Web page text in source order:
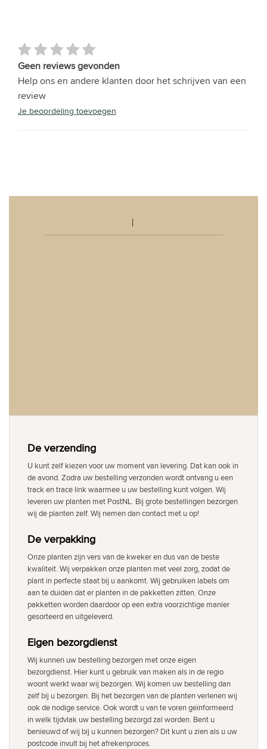
Geen reviews gevonden
Help ons en andere klanten door het schrijven van een
review
Je beoordeling toevoegen
De verzending
U kunt zelf kiezen voor uw moment van levering. Dat kan ook in
de avond. Zodra uw bestelling verzonden wordt ontvang u een
track en trace link waarmee u uw bestelling kunt volgen. Wij
leveren uw planten met PostNL. Bij grote bestellingen bezorgen
wij de planten zelf. Wij nemen dan contact met u op!
De verpakking
Onze planten zijn vers van de kweker en dus van de beste
kwaliteit. Wij verpakken onze planten met veel zorg, zodat de
plant in perfecte staat bij u aankomt. Wij gebruiken labels om
aan te duiden dat er planten in de pakketten zitten. Onze
pakketten worden daardoor op een extra voorzichtige manier
gesorteerd en uitgeleverd.
Eigen bezorgdienst
Wij kunnen uw bestelling bezorgen met onze eigen
bezorgdienst. Hier kunt u gebruik van maken als in de regio
woont werkt waar wij bezorgen. Wij komen uw bestelling dan
zelf bij u bezorgen. Bij het bezorgen van de planten verlenen wij
ook de nodige service. Ook wordt u van te voren geïnformeerd
in welk tijdvlak uw bestelling bezorgd zal worden. Bent u
benieuwd of wij bij u kunnen bezorgen? Dit kunt u zien als u uw
postcode invult bij het afrekenproces.